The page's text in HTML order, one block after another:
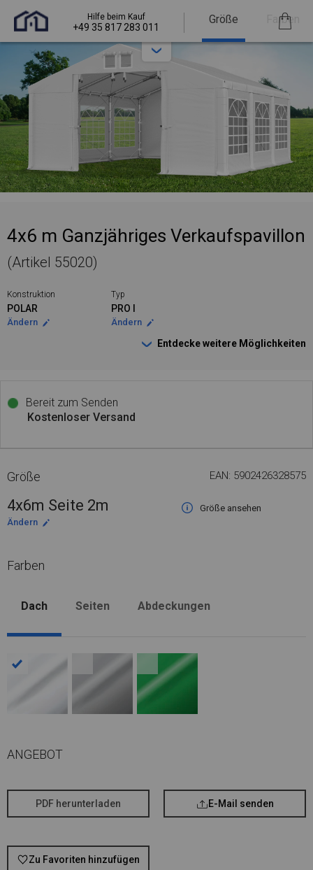
Hilfe beim Kauf
+49 35 817 283 011
Größe Farben
4x6 m Ganzjähriges Verkaufspavillon
(Artikel 55020)
Konstruktion
POLAR
Ändern
Typ
PRO I
Ändern
Entdecke weitere Möglichkeiten
Bereit zum Senden
Kostenloser Versand
Größe EAN: 5902426328575
4x6m Seite 2m
Größe ansehen
Ändern
Farben
Dach Seiten Abdeckungen
ANGEBOT
PDF herunterladen E-Mail senden
Zu Favoriten hinzufügen